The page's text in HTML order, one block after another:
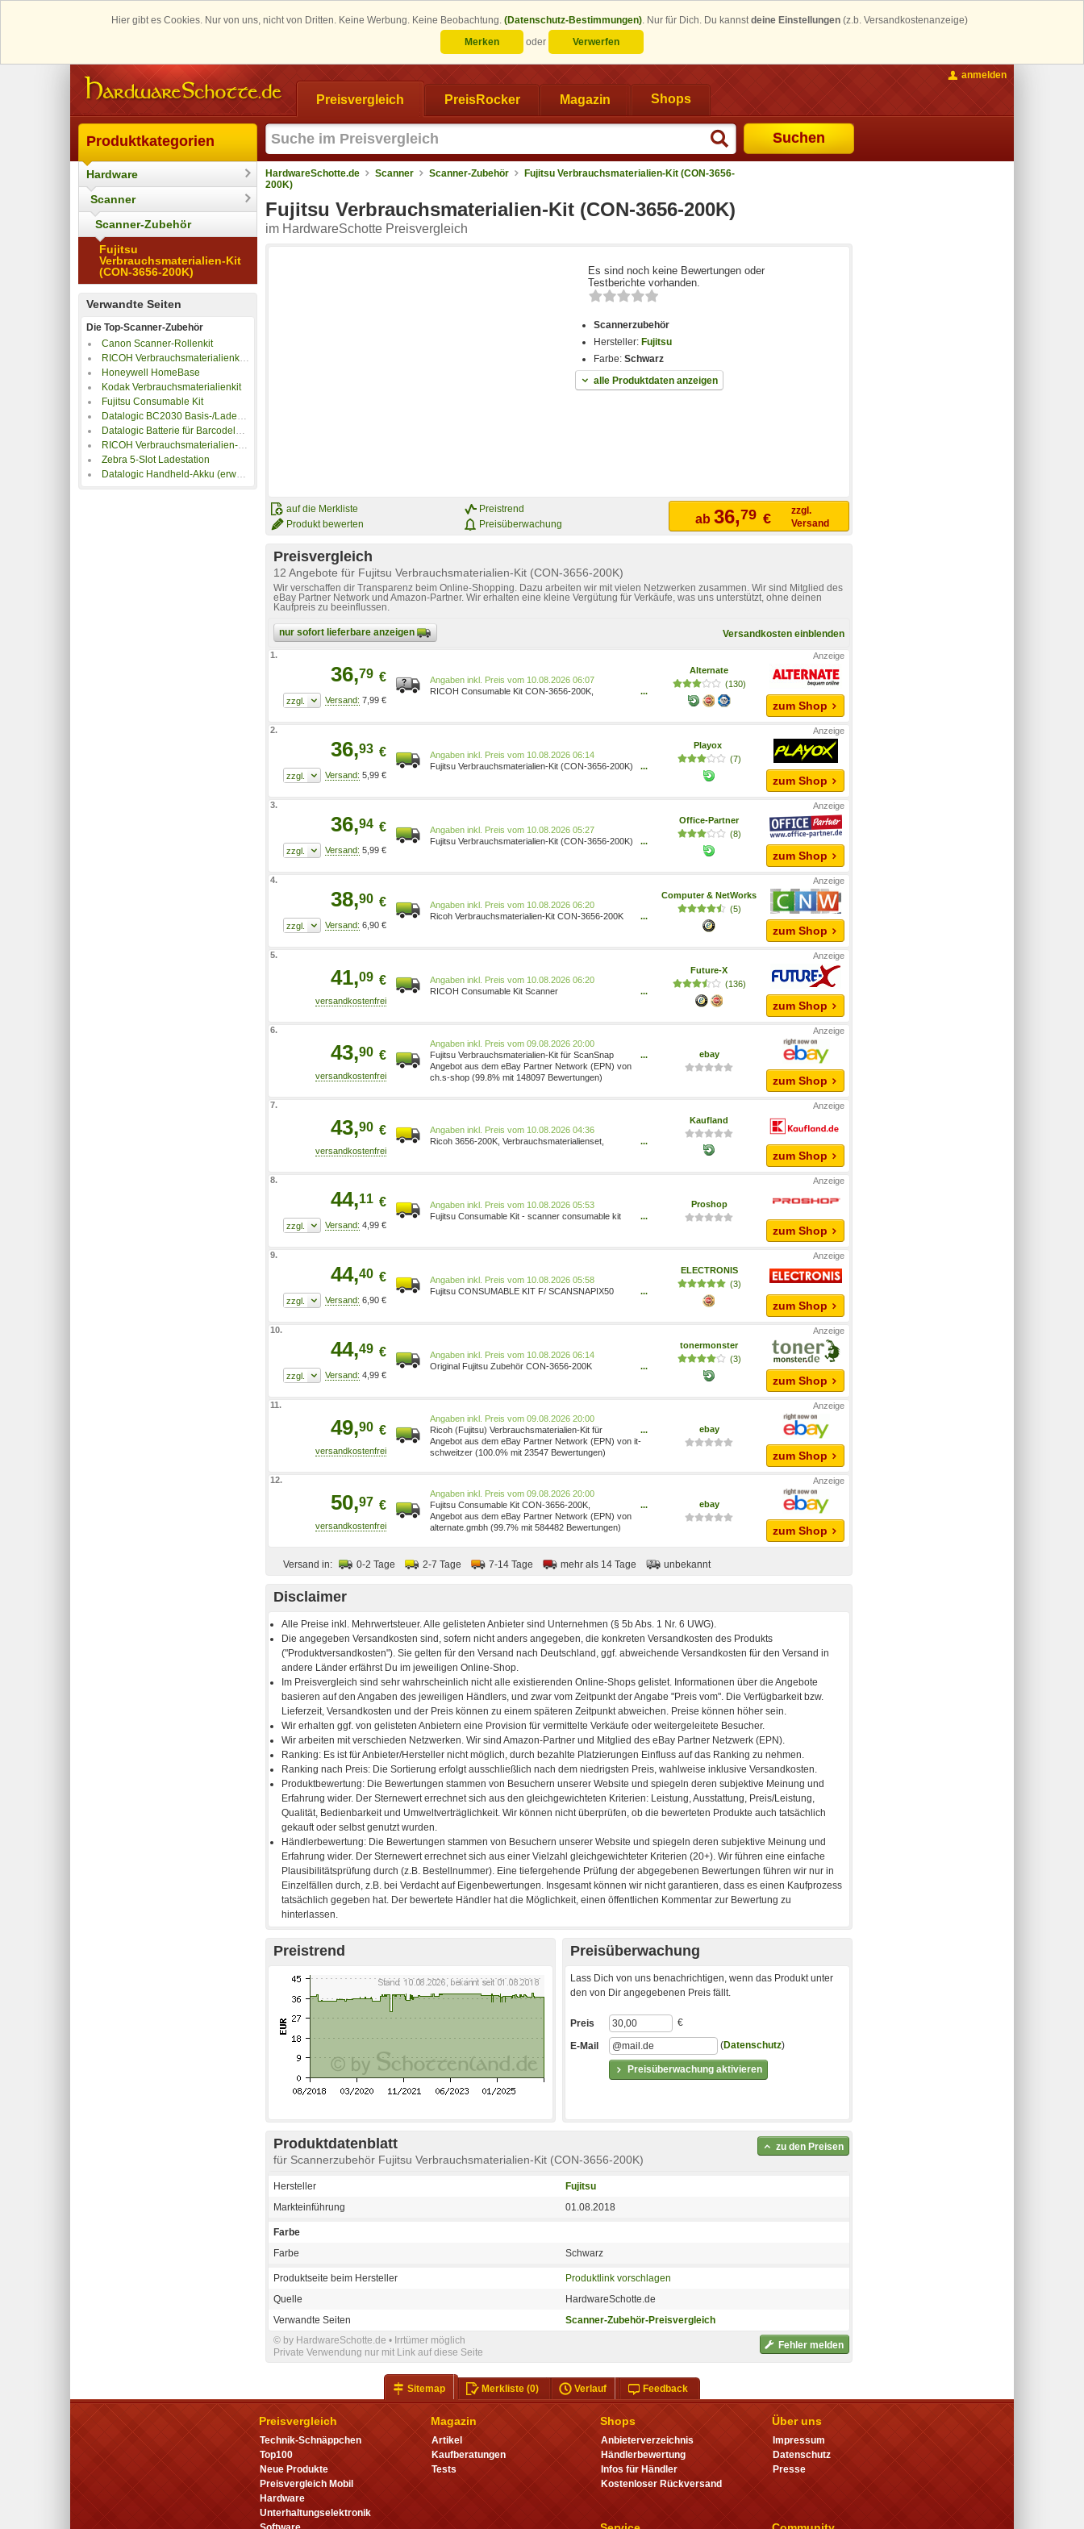
Hier gibt es Cookies. Nur von uns, nicht von Dritten. Keine Werbung. Keine Beobachtung. (Datenschutz-Bestimmungen). Nur für Dich. Du kannstdeine Einstellungen (z.b. Versandkostenanzeige)
Merken
oder Verwerfen
Preisvergleich PreisRocker Magazin Shops
Suchen
anmelden
Produktkategorien
Hardware
Scanner
Scanner-Zubehör
Fujitsu
Verbrauchsmaterialien-Kit
(CON-3656-200K)
Verwandte Seiten
Die Top-Scanner-Zubehör
Canon Scanner-Rollenkit
RICOH Verbrauchsmaterialienkit CON-3740-500K
Honeywell HomeBase
Kodak Verbrauchsmaterialienkit
Fujitsu Consumable Kit
Datalogic BC2030 Basis-/Ladestation
Datalogic Batterie für Barcodelesegerät
RICOH Verbrauchsmaterialien-Kit CON-3706-200K
Zebra 5-Slot Ladestation
Datalogic Handheld-Akku (erweitert)
HardwareSchotte.de Scanner Scanner-Zubehör
Fujitsu Verbrauchsmaterialien-Kit (CON-3656-
200K)
Fujitsu Verbrauchsmaterialien-Kit (CON-3656-200K)
im HardwareSchotte Preisvergleich
Es sind noch keine Bewertungen oder
Testberichte vorhanden.
Scannerzubehör
Hersteller: Fujitsu
Farbe:Schwarz
alle Produktdaten anzeigen
auf die Merkliste
Produkt bewerten
Preistrend
Preisüberwachung
ab 36,79 €
zzgl.
Versand
Preisvergleich
12 Angebote für Fujitsu Verbrauchsmaterialien-Kit (CON-3656-200K)
Wir verschaffen dir Transparenz beim Online-Shopping. Dazu arbeiten wir mit vielen Netzwerken zusammen. Wir sind Mitglied des
eBay Partner Network und Amazon-Partner. Wir erhalten eine kleine Vergütung für Verkäufe, was uns unterstützt, ohne deinen
Kaufpreis zu beeinflussen.
nur sofort lieferbare anzeigen Versandkosten einblenden
1.
36,79 €
7,99 €
Preis vom 10.08.2026 06:07
RICOH Consumable Kit CON-3656-200K,
...
Alternate
(130)
zum Shop
2.
36,93 €
5,99 €
Preis vom 10.08.2026 06:14
Fujitsu Verbrauchsmaterialien-Kit (CON-3656-200K)
...
Playox
(7)
zum Shop
3.
36,94 €
5,99 €
Preis vom 10.08.2026 05:27
Fujitsu Verbrauchsmaterialien-Kit (CON-3656-200K)
...
Office-Partner
(8)
zum Shop
4.
38,90 €
6,90 €
Preis vom 10.08.2026 06:20
Ricoh Verbrauchsmaterialien-Kit CON-3656-200K
...
Computer & NetWorks
(5)
zum Shop
5.
41,09 €
Preis vom 10.08.2026 06:20
RICOH Consumable Kit Scanner
...
Future-X
(136)
zum Shop
6.
43,90 €
Preis vom 09.08.2026 20:00
Fujitsu Verbrauchsmaterialien-Kit für ScanSnap
iX500 (CON-3656-200K)
...
Angebot aus dem eBay Partner Network (EPN) von
ch.s-shop (99.8% mit 148097 Bewertungen)
ebay
zum Shop
7.
43,90 €
Preis vom 10.08.2026 04:36
Ricoh 3656-200K, Verbrauchsmaterialienset,
...
Kaufland
zum Shop
8.
44,11 €
4,99 €
Preis vom 10.08.2026 05:53
Fujitsu Consumable Kit - scanner consumable kit
...
Proshop
zum Shop
9.
44,40 €
6,90 €
Preis vom 10.08.2026 05:58
Fujitsu CONSUMABLE KIT F/ SCANSNAPIX50
...
ELECTRONIS
(3)
zum Shop
10.
44,49 €
4,99 €
Preis vom 10.08.2026 06:14
Original Fujitsu Zubehör CON-3656-200K
...
tonermonster
(3)
zum Shop
11.
49,90 €
Preis vom 09.08.2026 20:00
Ricoh (Fujitsu) Verbrauchsmaterialien-Kit für
ScanSnap iX1500, iX500 CON-3656-200K
...
Angebot aus dem eBay Partner Network (EPN) von it-
schweitzer (100.0% mit 23547 Bewertungen)
ebay
zum Shop
12.
50,97 €
Preis vom 09.08.2026 20:00
Fujitsu Consumable Kit CON-3656-200K,
Wartungseinheit
...
Angebot aus dem eBay Partner Network (EPN) von
alternate.gmbh (99.7% mit 584482 Bewertungen)
ebay
zum Shop
Versand in: 0-2 Tage 2-7 Tage 7-14 Tage mehr als 14 Tage unbekannt
Disclaimer
Preistrend Preisüberwachung
Lass Dich von uns benachrichtigen, wenn das Produkt unter
den von Dir angegebenen Preis fällt.
Preisüberwachung aktivieren
Preis €
E-Mail (Datenschutz)
Produktdatenblatt
für Scannerzubehör Fujitsu Verbrauchsmaterialien-Kit (CON-3656-200K)
zu den Preisen
Hersteller
Fujitsu
Markteinführung
01.08.2018
Farbe
Farbe
Schwarz
Produktseite beim Hersteller
Produktlink vorschlagen
Quelle
HardwareSchotte.de
Verwandte Seiten
Scanner-Zubehör-Preisvergleich
Fehler melden
© by HardwareSchotte.de • Irrtümer möglich
Private Verwendung nur mit Link auf diese Seite
Sitemap Merkliste(0) Verlauf Feedback
Preisvergleich
Technik-Schnäppchen
Top100
Neue Produkte
Preisvergleich Mobil
Hardware
Unterhaltungselektronik
Magazin
Artikel
Kaufberatungen
Tests
Shops
Anbieterverzeichnis
Händlerbewertung
Infos für Händler
Kostenloser Rückversand
Über uns
Impressum
Datenschutz
Presse